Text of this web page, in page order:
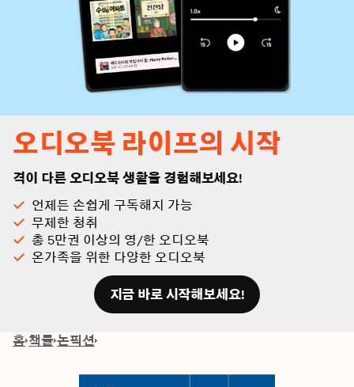
오디오북 라이프의 시작
격이 다른 오디오북 생활을 경험해보세요!
언제든 손쉽게 구독해지 가능
무제한 청취
총 5만권 이상의 영/한 오디오북
온가족을 위한 다양한 오디오북
지금 바로 시작해보세요!
홈 책들 논픽션